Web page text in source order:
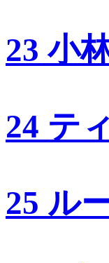
23 小
24 テ
25 ル